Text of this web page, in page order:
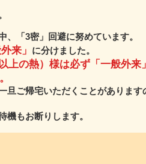
「3密」回避に努めています。
来」 に分けました。
上の熱）様は必ず「一般外来
旦ご帰宅いただくことがあります
機もお断りします。